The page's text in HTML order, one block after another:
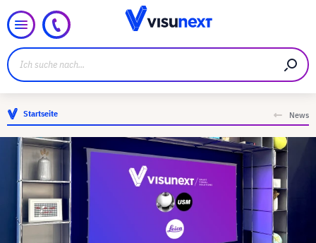
Startseite News